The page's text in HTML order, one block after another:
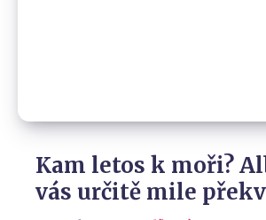
Kam letos k moři?
vás určitě mile